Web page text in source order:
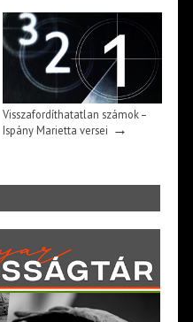
Visszafordíthatatlan számok –
Ispány Marietta versei →